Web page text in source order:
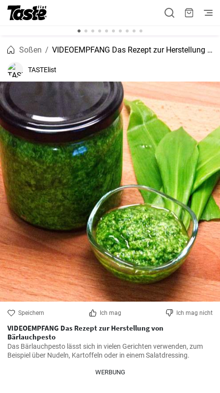
Soßen VIDEOEMPFANG Das Rezept zur Herstellung von Bärlauchpesto
TASTElist
Speichern Ich mag Ich mag nicht
VIDEOEMPFANG Das Rezept zur Herstellung von
Bärlauchpesto
Das Bärlauchpesto lässt sich in vielen Gerichten verwenden, zum
Beispiel über Nudeln, Kartoffeln oder in einem Salatdressing.
WERBUNG